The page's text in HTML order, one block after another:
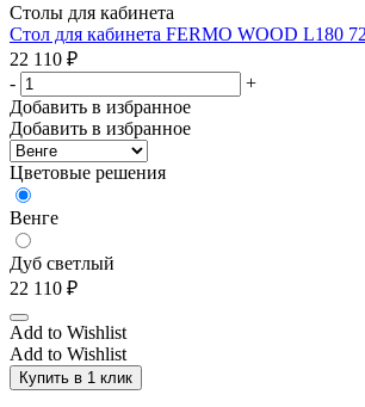
Столы для кабинета
Стол для кабинета FERMO WOOD L180
22 110 ₽
-
+
Добавить в избранное
Добавить в избранное
Цветовые решения
Венге
Дуб светлый
22 110 ₽
Add to Wishlist
Add to Wishlist
Купить в 1 клик